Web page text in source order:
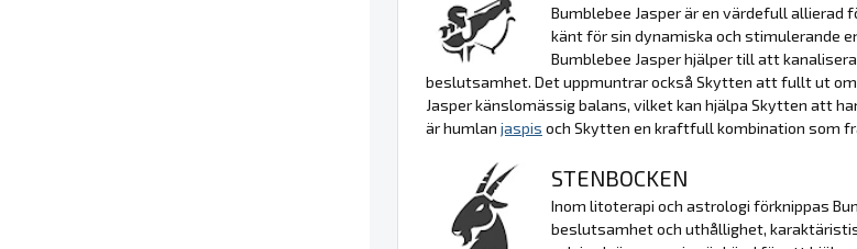
Bumblebee Jasper är en värdefull
känt för sin dynamiska och stimulerande
Bumblebee Jasper hjälper till att
beslutsamhet. Det uppmuntrar också Skytten att fullt ut
Jasper känslomässig balans, vilket kan hjälpa Skytten att
är humlan jaspis och Skytten en kraftfull kombination som
STENBOCKEN
Inom litoterapi och astrologi förknippas
beslutsamhet och uthållighet,